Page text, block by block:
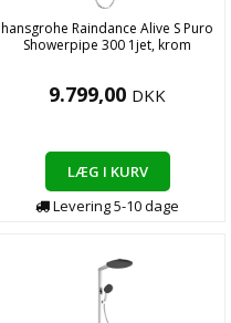
hansgrohe Raindance Alive S Puro
Showerpipe 300 1jet, krom
9.799,00 DKK
LÆG I KURV
Levering5-10dage